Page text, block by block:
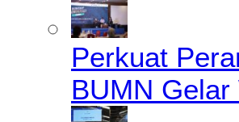
Perkuat
BUMN